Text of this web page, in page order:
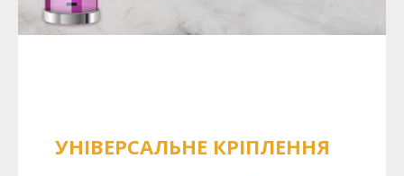
УНІВЕРСАЛЬНЕ КРІПЛЕННЯ